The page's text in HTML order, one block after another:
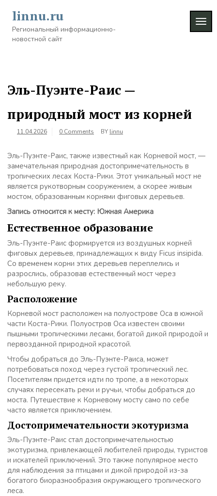
content
linnu.ru
Региональный информационно-
новостной сайт
Эль-Пуэнте-Раис —
природный мост из корней
11.04.2026 0 Comments BY linnu
Эль-Пуэнте-Раис, также известный как Корневой мост, —
замечательная природная достопримечательность в
тропических лесах Коста-Рики. Этот уникальный мост не
является рукотворным сооружением, а скорее живым
мостом, образованным корнями фиговых деревьев.
Запись относится к месту: Южная Америка
Естественное образование
Эль-Пуэнте-Раис формируется из воздушных корней
фиговых деревьев, принадлежащих к виду Ficus insipida.
Со временем корни этих деревьев переплелись и
разрослись, образовав естественный мост через
небольшую реку.
Расположение
Корневой мост расположен на полуострове Оса в южной
части Коста-Рики. Полуостров Оса известен своими
пышными тропическими лесами, богатой дикой природой и
первозданной природной красотой.
Чтобы добраться до Эль-Пуэнте-Раиса, может
потребоваться поход через густой тропический лес.
Посетителям придется идти по тропе, а в некоторых
случаях пересекать реки и ручьи, чтобы добраться до
моста. Путешествие к Корневому мосту само по себе
часто является приключением.
Достопримечательности экотуризма
Эль-Пуэнте-Раис стал достопримечательностью
экотуризма, привлекающей любителей природы, туристов
и искателей приключений. Это также популярное место
для наблюдения за птицами и дикой природой из-за
богатого биоразнообразия окружающего тропического
леса.